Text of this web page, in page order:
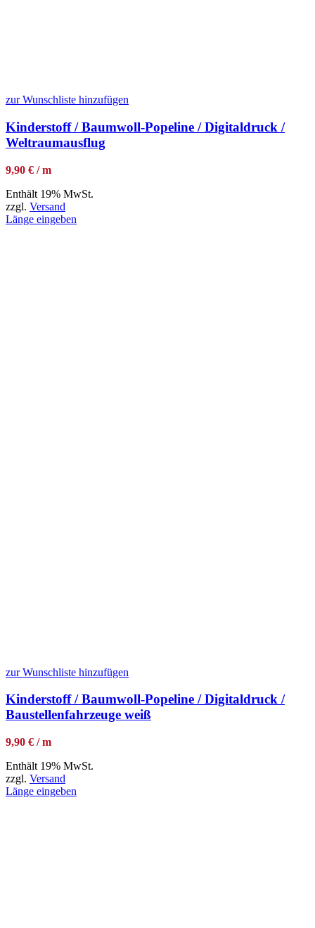
zur Wunschliste hinzufügen
Kinderstoff / Baumwoll-Popeline / Digitaldruck /
Weltraumausflug
9,90 € / m
Enthält 19% MwSt.
zzgl. Versand
Länge eingeben
zur Wunschliste hinzufügen
Kinderstoff / Baumwoll-Popeline / Digitaldruck /
Baustellenfahrzeuge weiß
9,90 € / m
Enthält 19% MwSt.
zzgl. Versand
Länge eingeben